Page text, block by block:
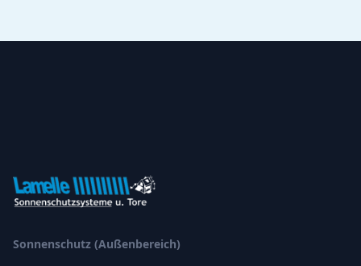
Sonnenschutz (Außenbereich)